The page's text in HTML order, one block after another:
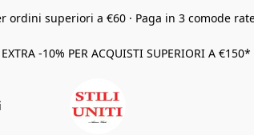
ordini superiori a €60 · Paga in 3 comode
-10% PER ACQUISTI SUPERIORI A €150*